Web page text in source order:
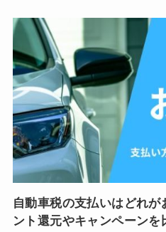
自動車税の支払いはどれ
ント還元やキャンペーンを